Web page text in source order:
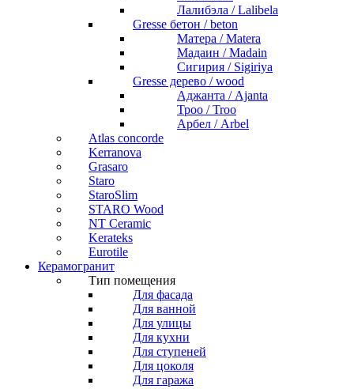
Лалибэла / Lalibela
Gresse бетон / beton
Матера / Matera
Мадаин / Madain
Сигирия / Sigiriya
Gresse дерево / wood
Аджанта / Ajanta
Троо / Troo
Арбел / Arbel
Atlas concorde
Kerranova
Grasaro
Staro
StaroSlim
STARO Wood
NT Ceramic
Kerateks
Eurotile
Керамогранит
Тип помещения
Для фасада
Для ванной
Для улицы
Для кухни
Для ступеней
Для цоколя
Для гаража